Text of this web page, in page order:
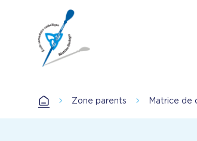
principal
AccueilZone parents Matrice de